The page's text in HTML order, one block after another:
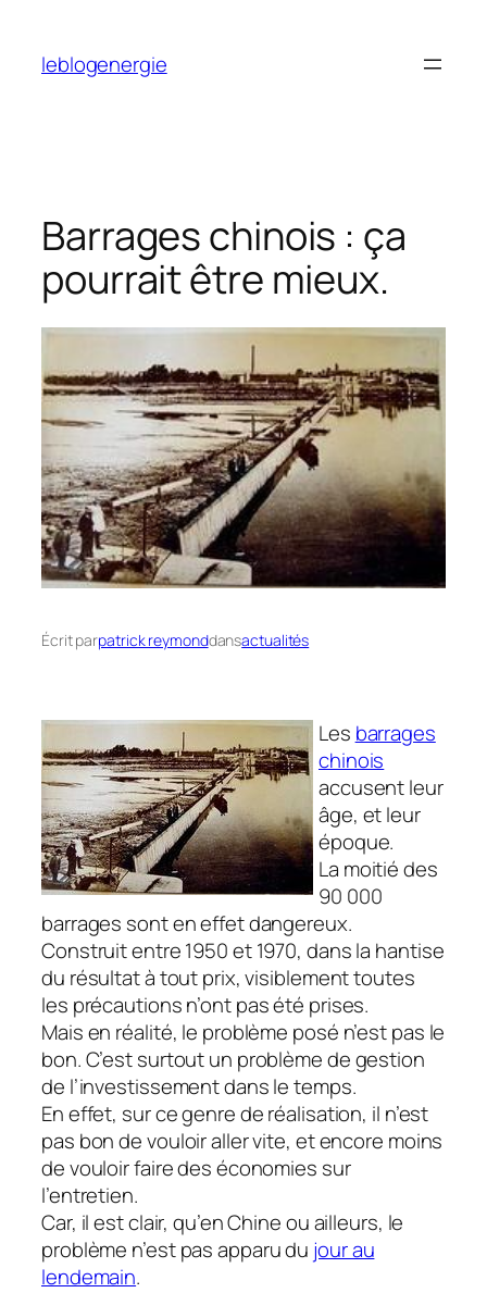
contenu
leblogenergie
Barrages chinois : ça
pourrait être mieux.
Écrit parpatrick reymonddansactualités
Les barrages
chinois
accusent leur
âge, et leur
époque.
La moitié des
90 000
barrages sont en effet dangereux.
Construit entre 1950 et 1970, dans la hantise
du résultat à tout prix, visiblement toutes
les précautions n’ont pas été prises.
Mais en réalité, le problème posé n’est pas le
bon. C’est surtout un problème de gestion
de l’investissement dans le temps.
En effet, sur ce genre de réalisation, il n’est
pas bon de vouloir aller vite, et encore moins
de vouloir faire des économies sur
l’entretien.
Car, il est clair, qu’en Chine ou ailleurs, le
problème n’est pas apparu du jour au
lendemain.